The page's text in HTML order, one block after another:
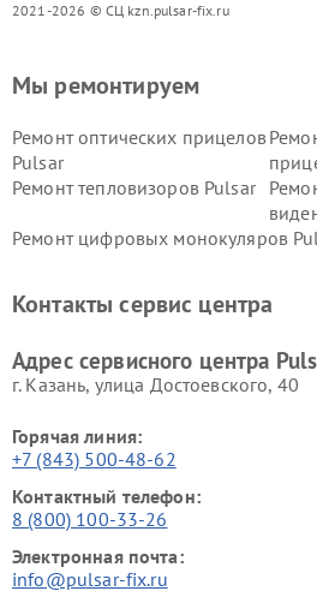
2021-2026 © СЦ kzn.pulsar-fix.ru
Мы ремонтируем
Ремонт оптических прицелов
Pulsar
Ремонт тепловизоров Pulsar
Ремонт цифровых монокуляров
Контакты сервис центра
Адрес сервисного центра
г. Казань, улица Достоевского, 40
Горячая линия:
+7 (843) 500-48-62
Контактный телефон:
8 (800) 100-33-26
Электронная почта:
info@pulsar-fix.ru